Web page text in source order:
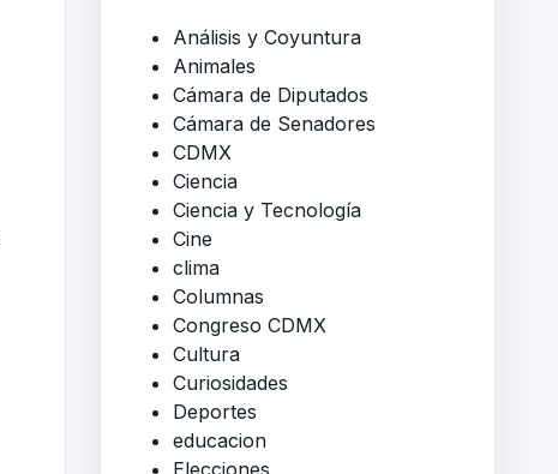
Análisis y Coyuntura
Animales
Cámara de Diputados
Cámara de Senadores
CDMX
Ciencia
Ciencia y Tecnología
Cine
clima
Columnas
Congreso CDMX
Cultura
Curiosidades
Deportes
educacion